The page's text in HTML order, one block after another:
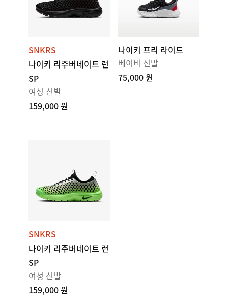
SNKRS
나이키 리주버네이트 런
SP
여성 신발
159,000 원
나이키 프리 라이드
베이비 신발
75,000 원
SNKRS
나이키 리주버네이트 런
SP
여성 신발
159,000 원